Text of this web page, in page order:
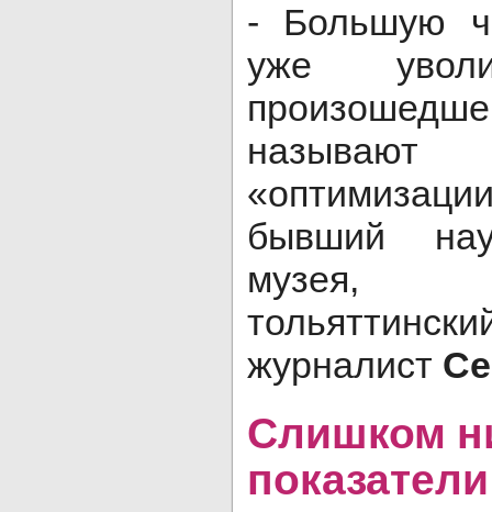
- Большую
уже
называют
бывший
музея,
журналист
Слишком
показатели